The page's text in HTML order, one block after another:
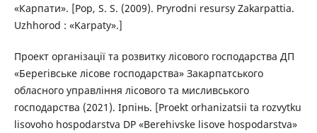
«Карпати». [Pop, S. S. (2009). Pryrodni resursy Zakarpattia.
Uzhhorod : «Karpaty».]
Проект організації та розвитку лісового господарства ДП
«Берегівське лісове господарства» Закарпатського
обласного управління лісового та мисливського
господарства (2021). Ірпінь. [Proekt orhanizatsii ta rozvytku
lisovoho hospodarstva DP «Berehivske lisove hospodarstva»